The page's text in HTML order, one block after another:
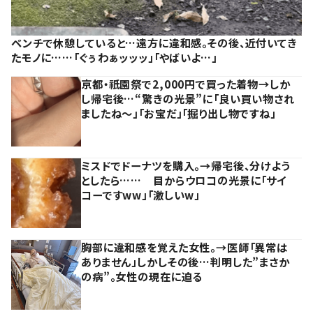
ベンチで休憩していると…遠方に違和感。その後、近付いてき
たモノに……「ぐぅわぁッッッ」「やばいよ…」
京都・祇園祭で2,000円で買った着物→しか
し帰宅後…“驚きの光景”に「良い買い物され
ましたね～」「お宝だ」「掘り出し物ですね」
ミスドでドーナツを購入。→帰宅後、分けよう
としたら…… 目からウロコの光景に「サイ
コーですww」「激しいw」
胸部に違和感を覚えた女性。→医師「異常は
ありません」しかしその後…判明した”まさか
の病”。女性の現在に迫る